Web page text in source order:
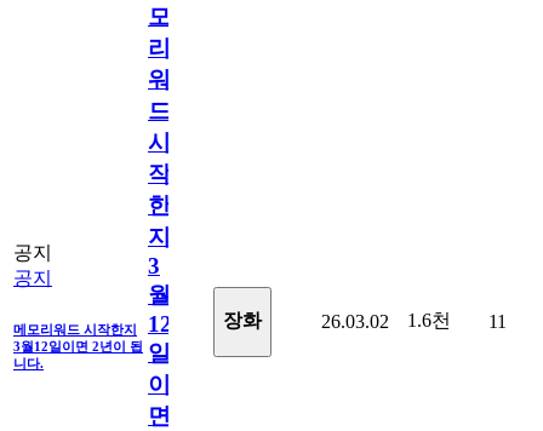
공지
공지
메모리워드 시작한지
3월12일이면 2년이 됩
니다.
모
리
워
드
시
작
한
지
3
월
12
일
이
면
장화 26.03.02 1.6천 11